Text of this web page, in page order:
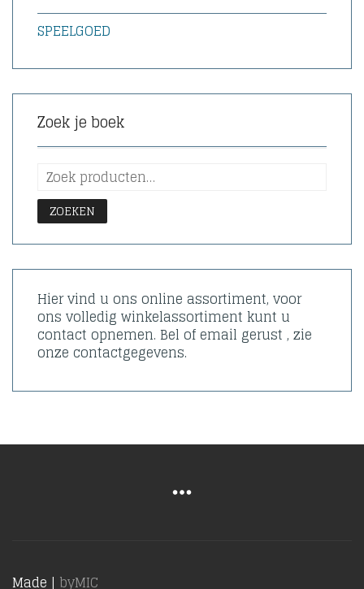
SPEELGOED
Zoek je boek
ZOEKEN
Hier vind u ons online assortiment, voor
ons volledig winkelassortiment kunt u
contact opnemen. Bel of email gerust , zie
onze contactgegevens.
Made | byMIC